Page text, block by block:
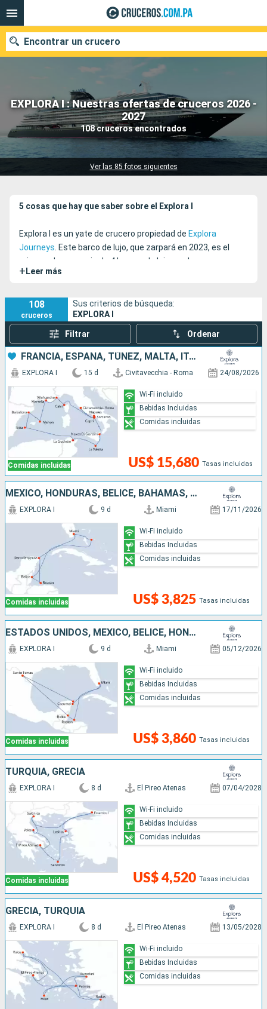
EXPLORA I : Nuestras ofertas de cruceros 2026 -
2027
108 cruceros encontrados
Ver las 85 fotos siguientes
Encontrar un crucero
Nuestros destinos
Fecha de salida
5 cosas que hay que saber sobre el Explora I
Explora I es un yate de crucero propiedad de Explora
Journeys. Este barco de lujo, que zarpará en 2023, es el
primero de una serie de 4 barcos de lujo con los que
lacompañía
únicas y personalizadas.
+ Leer más
108
cruceros
Sus criterios de búsqueda:
EXPLORA I
Filtrar Ordenar
FRANCIA, ESPAÑA, TÚNEZ, MALTA, ITALIA
Comidas incluidas
EXPLORA I 15 d Civitavecchia - Roma 24/08/2026
US$ 15,680 Tasas incluidas
Wi-Fi incluido
Bebidas Incluidas
Comidas incluidas
MÉXICO, HONDURAS, BELICE, BAHAMAS, ESTADOS UNIDOS
Comidas incluidas
EXPLORA I 9 d Miami 17/11/2026
US$ 3,825 Tasas incluidas
Wi-Fi incluido
Bebidas Incluidas
Comidas incluidas
ESTADOS UNIDOS, MÉXICO, BELICE, HONDURAS
Comidas incluidas
EXPLORA I 9 d Miami 05/12/2026
US$ 3,860 Tasas incluidas
Wi-Fi incluido
Bebidas Incluidas
Comidas incluidas
TURQUÍA, GRECIA
Comidas incluidas
EXPLORA I 8 d El Pireo Atenas 07/04/2028
US$ 4,520 Tasas incluidas
Wi-Fi incluido
Bebidas Incluidas
Comidas incluidas
GRECIA, TURQUÍA
EXPLORA I 8 d El Pireo Atenas 13/05/2028
Wi-Fi incluido
Bebidas Incluidas
Comidas incluidas